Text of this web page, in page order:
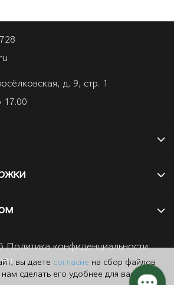
вы даете согласие на сбор файлов
сделать его удобнее для вас.
д. 9, стр. 1
17.00
Политика конфиденциальности